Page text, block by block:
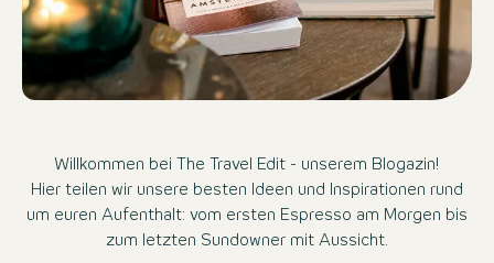
Willkommen bei The Travel Edit - unserem Blogazin!
Hier teilen wir unsere besten Ideen und Inspirationen rund
um euren Aufenthalt: vom ersten Espresso am Morgen bis
zum letzten Sundowner mit Aussicht.